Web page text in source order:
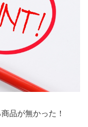
品が無かった！